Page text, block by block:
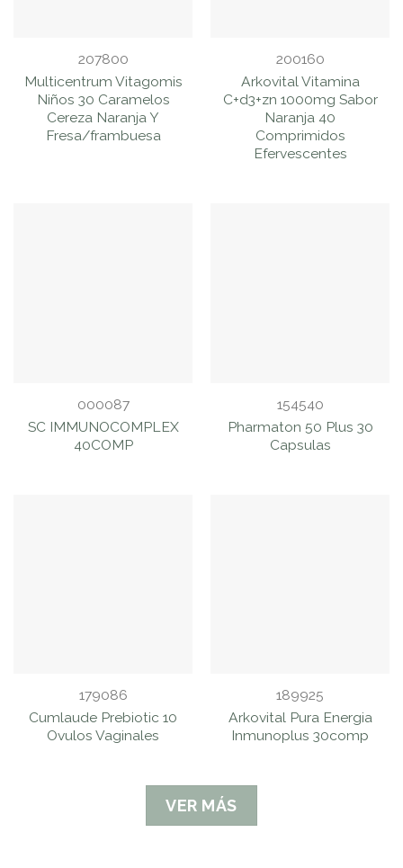
207800
Multicentrum Vitagomis
Niños 30 Caramelos
Cereza Naranja Y
Fresa/frambuesa
200160
Arkovital Vitamina
C+d3+zn 1000mg Sabor
Naranja 40
Comprimidos
Efervescentes
000087
SC IMMUNOCOMPLEX
40COMP
154540
Pharmaton 50 Plus 30
Capsulas
179086
Cumlaude Prebiotic 10
Ovulos Vaginales
189925
Arkovital Pura Energia
Inmunoplus 30comp
VER MÁS